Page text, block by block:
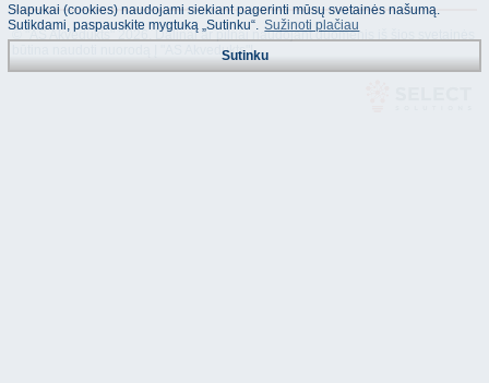
© "AS Akvedukts" 2026. Dalinai ar pilnai naudojant duomenis iš šios svetainės
būtina naudoti nuorodą Į "AS Akvedukts"!
Slapukai (cookies) naudojami siekiant pagerinti mūsų svetainės našumą.
Sutikdami, paspauskite mygtuką „Sutinku“. Sužinoti plačiau
Sutinku